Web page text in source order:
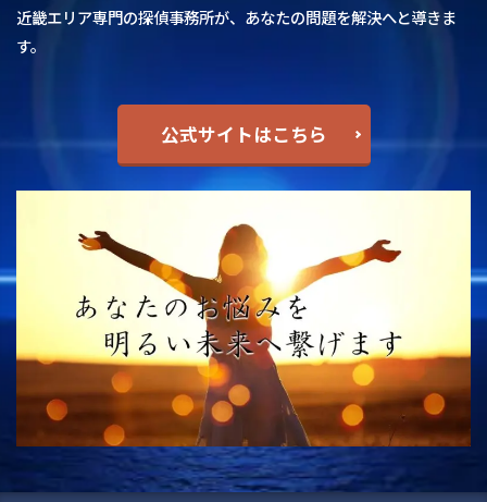
近畿エリア専門の探偵事務所が、あなたの問題を解決へと導きま
す。
公式サイトはこちら